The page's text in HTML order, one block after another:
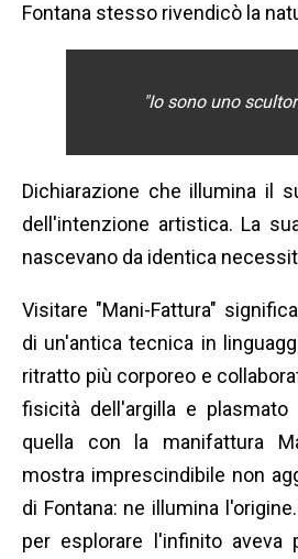
Fontana stesso rivendicò la
"Io sono uno
Dichiarazione che illumina il
dell'intenzione artistica. La
nascevano da identica
Visitare "Mani-Fattura"
di un'antica tecnica in
ritratto più corporeo e
fisicità dell'argilla e
quella con la manifattura
mostra imprescindibile non
di Fontana: ne illumina
per esplorare l'infinito aveva